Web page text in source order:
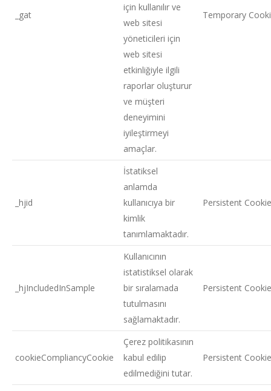
_gat
için kullanılır ve
web sitesi
yöneticileri için
web sitesi
etkinliğiyle ilgili
raporlar oluşturur
ve müşteri
deneyimini
iyileştirmeyi
amaçlar.
Temporary
_hjid
İstatiksel
anlamda
kullanıcıya bir
kimlik
tanımlamaktadır.
Persistent Cookie
_hjIncludedInSample
Kullanıcının
istatistiksel olarak
bir sıralamada
tutulmasını
sağlamaktadır.
Persistent Cookie
cookieCompliancyCookie
Çerez politikasının
kabul edilip
edilmediğini tutar.
Persistent Cookie